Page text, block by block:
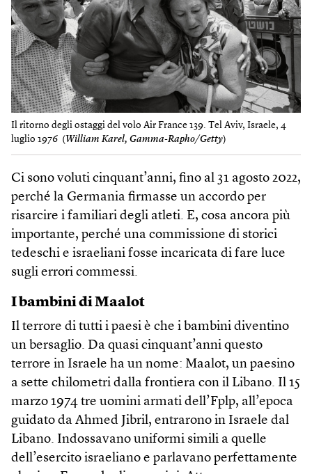
Il ritorno degli ostaggi del volo Air France 139. Tel Aviv, Israele, 4
luglio 1976 ( William Karel, Gamma-Rapho/Getty)
Ci sono voluti cinquant’anni, fino al 31 agosto 2022,
perché la Germania firmasse un accordo per
risarcire i familiari degli atleti. E, cosa ancora più
importante, perché una commissione di storici
tedeschi e israeliani fosse incaricata di fare luce
sugli errori commessi.
I bambini di Maalot
Il terrore di tutti i paesi è che i bambini diventino
un bersaglio. Da quasi cinquant’anni questo
terrore in Israele ha un nome: Maalot, un paesino
a sette chilometri dalla frontiera con il Libano. Il 15
marzo 1974 tre uomini armati dell’Fplp, all’epoca
guidato da Ahmed Jibril, entrarono in Israele dal
Libano. Indossavano uniformi simili a quelle
dell’esercito israeliano e parlavano perfettamente